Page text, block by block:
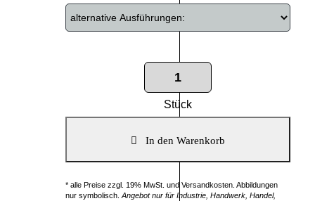
Stück
* alle Preise zzgl. 19% MwSt. und Versandkosten. Abbildungen
nur symbolisch. Angebot nur für Industrie, Handwerk, Handel,